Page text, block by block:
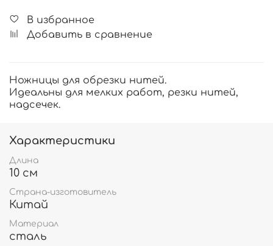
В избранное
Добавить в сравнение
Ножницы для обрезки нитей.
Идеальны для мелких работ, резки нитей,
надсечек.
Характеристики
Длина
10 см
Страна-изготовитель
Китай
Материал
сталь